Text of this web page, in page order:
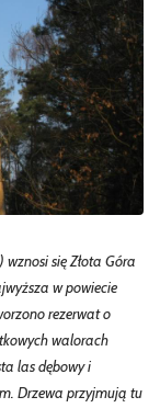
wznosi się Złota Góra
w powiecie
rezerwat o
walorach
las dębowy i
Drzewa przyjmują tu